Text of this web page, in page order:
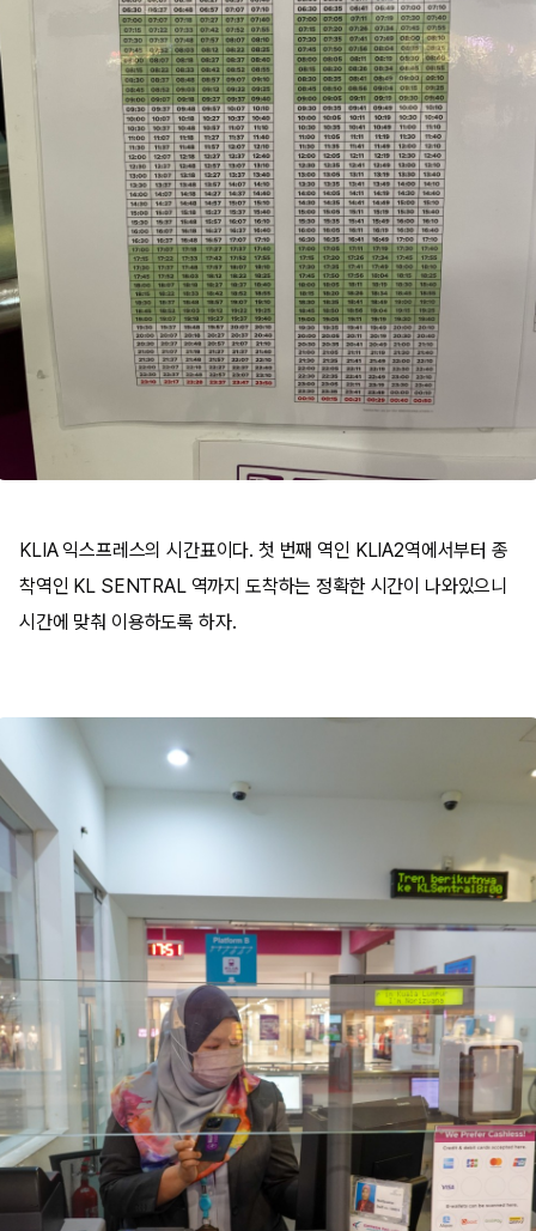
KLIA 익스프레스의 시간표이다. 첫 번째 역인 KLIA2역에서부터 종
착역인 KL SENTRAL 역까지 도착하는 정확한 시간이 나와있으니
시간에 맞춰 이용하도록 하자.